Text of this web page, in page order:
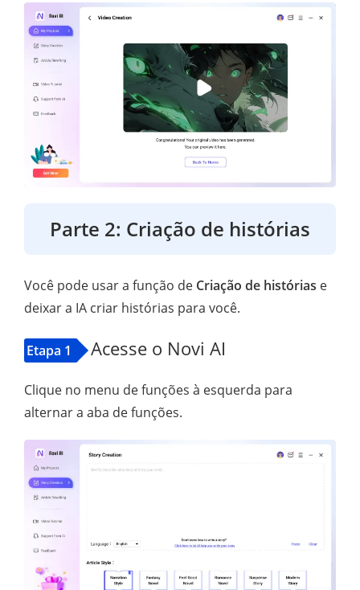
Parte 2: Criação de histórias
Você pode usar a função de Criação de histórias e
deixar a IA criar histórias para você.
Etapa 1 Acesse o Novi AI
Clique no menu de funções à esquerda para
alternar a aba de funções.